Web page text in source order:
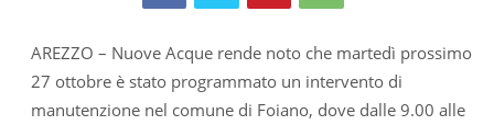
AREZZO – Nuove Acque rende noto che martedì prossimo
27 ottobre è stato programmato un intervento di
manutenzione nel comune di Foiano, dove dalle 9.00 alle